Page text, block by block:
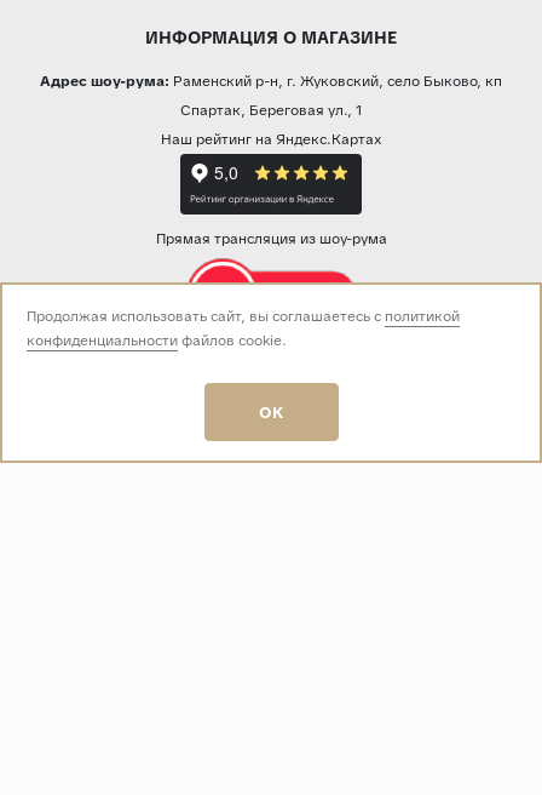
ИНФОРМАЦИЯ О МАГАЗИНЕ
Адрес шоу-рума: Раменский р-н, г. Жуковский, село Быково, кп
Спартак, Береговая ул., 1
Наш рейтинг на Яндекс.Картах
Прямая трансляция из шоу-рума
Звоните нам:
пн-вс 10:00 - 19:00
E-mail:
info@baza-plitki.ru
Продолжая использовать сайт, вы соглашаетесь с политикой
конфиденциальностифайлов cookie.
OK